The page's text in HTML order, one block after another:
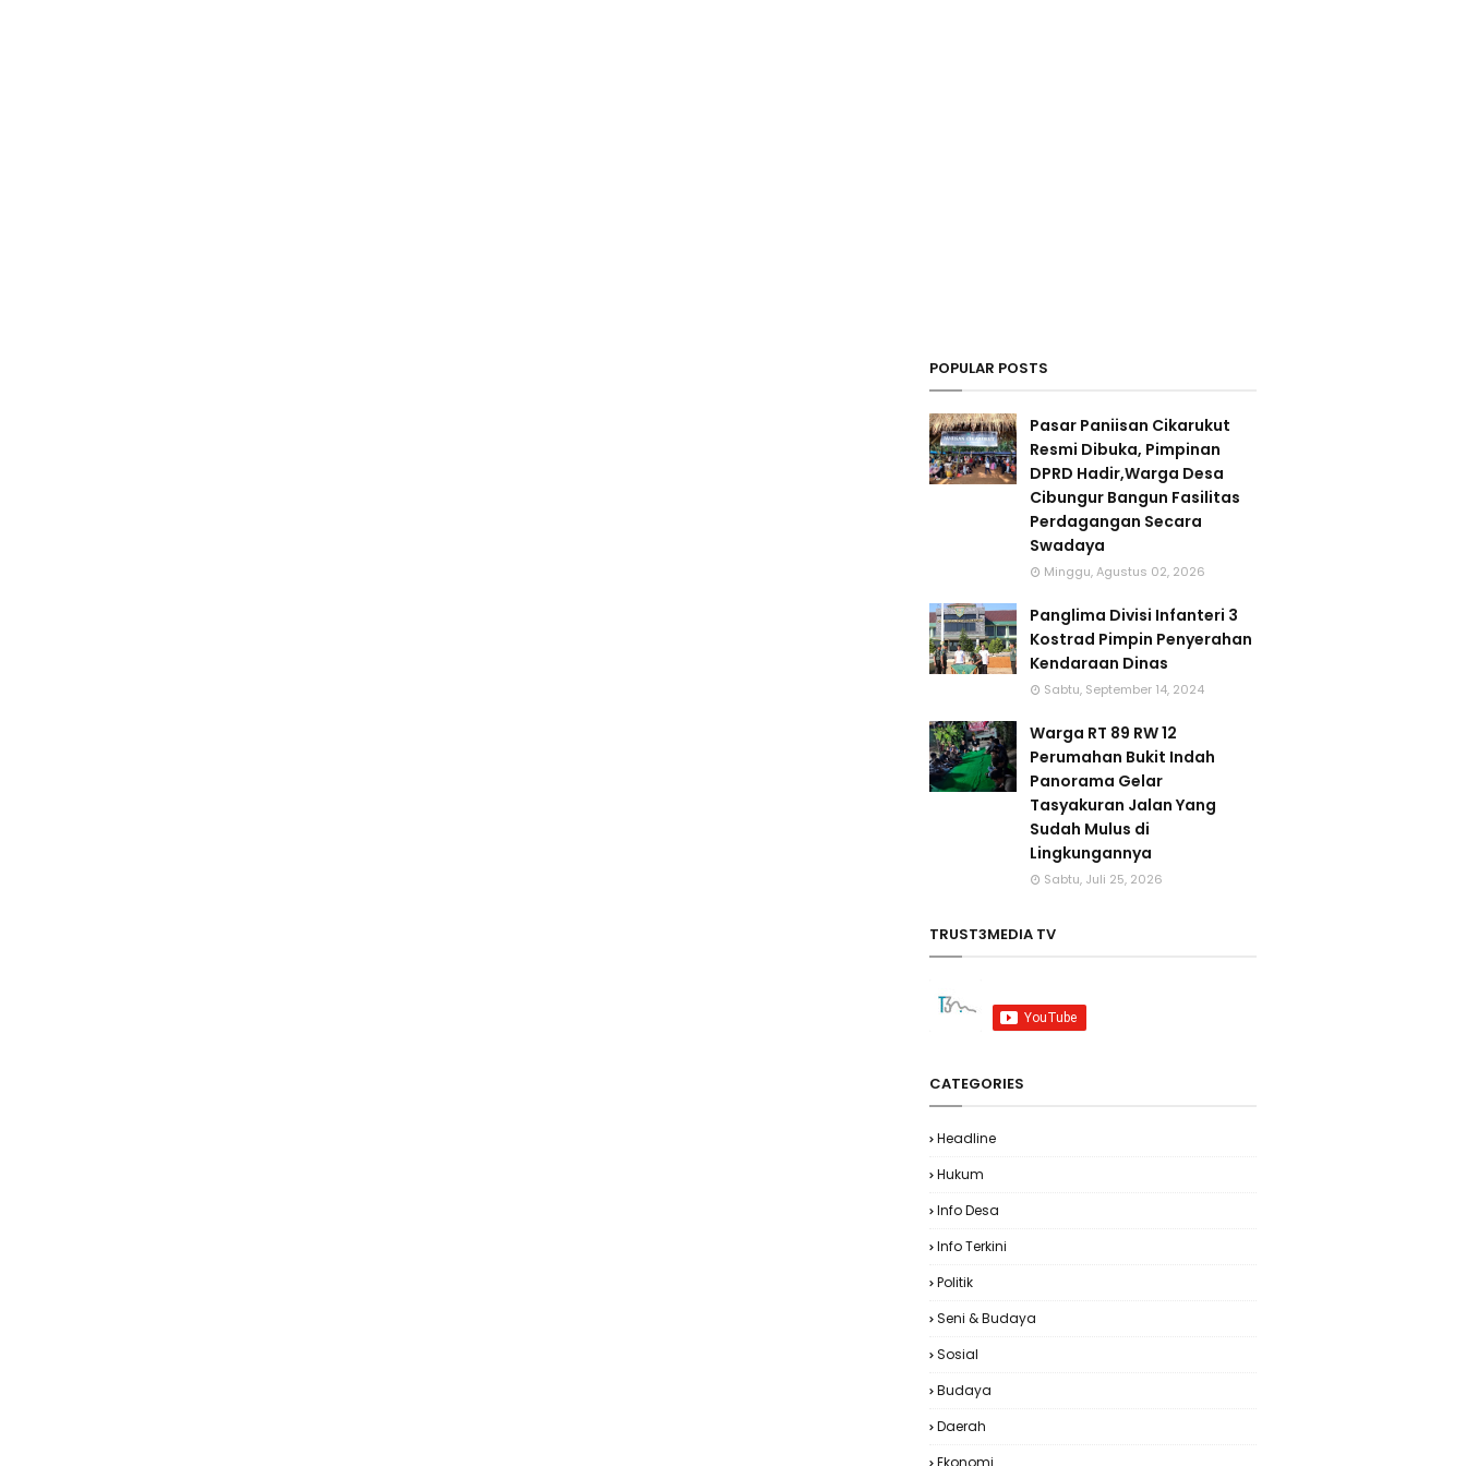
POPULAR POSTS
Pasar Paniisan Cikarukut
Resmi Dibuka, Pimpinan
DPRD Hadir,Warga Desa
Cibungur Bangun Fasilitas
Perdagangan Secara
Swadaya
Minggu, Agustus 02, 2026
Panglima Divisi Infanteri 3
Kostrad Pimpin Penyerahan
Kendaraan Dinas
Sabtu, September 14, 2024
Warga RT 89 RW 12
Perumahan Bukit Indah
Panorama Gelar
Tasyakuran Jalan Yang
Sudah Mulus di
Lingkungannya
Sabtu, Juli 25, 2026
TRUST3MEDIA TV
CATEGORIES
Headline
Hukum
Info Desa
Info Terkini
Politik
Seni & Budaya
Sosial
Budaya
Daerah
Ekonomi